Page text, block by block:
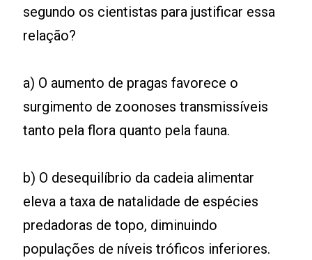
segundo os cientistas para justificar essa
relação?
a) O aumento de pragas favorece o
surgimento de zoonoses transmissíveis
tanto pela flora quanto pela fauna.
b) O desequilíbrio da cadeia alimentar
eleva a taxa de natalidade de espécies
predadoras de topo, diminuindo
populações de níveis tróficos inferiores.